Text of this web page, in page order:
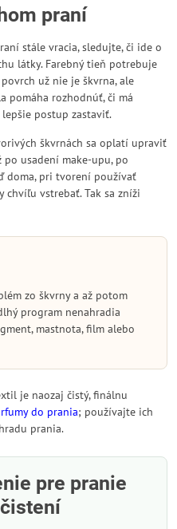
praní
stále vracia, sledujte, či ide o
látky. Farebný tieň potrebuje
už nie je škvrna, ale
pomáha rozhodnúť, či má
postup zastaviť.
škvrnách sa oplatí upraviť
usadení make-upu, po
doma, pri tvorení používať
chvíľu vstrebať. Tak sa zníži
zo škvrny a až potom
program nenahradia
mastnota, film alebo
je naozaj čistý, finálnu
do prania; používajte ich
prania.
pre pranie